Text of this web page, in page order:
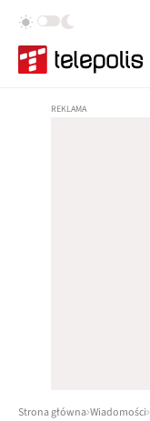
Strona główna Wiadomości